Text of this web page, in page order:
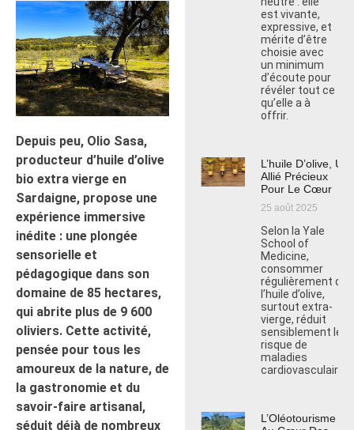
Depuis peu, Olio Sasa,
producteur d’huile d’olive
bio extra vierge en
Sardaigne, propose une
expérience immersive
inédite : une plongée
sensorielle et
pédagogique dans son
domaine de 85 hectares,
qui abrite plus de 9 600
oliviers. Cette activité,
pensée pour tous les
amoureux de la nature, de
la gastronomie et du
savoir-faire artisanal,
séduit déjà de nombreux
est vivante,
expressive, et
mérite d’être
choisie avec
un minimum
d’écoute pour
révéler tout ce
qu’elle a à
offrir.
L’huile D’olive, Un
Allié Précieux
Pour Le Cœur
25 août 2025
Selon la Yale
School of
Medicine,
consommer
régulièrement de
l’huile d’olive,
surtout extra-
vierge, réduit
sensiblement le
risque de
maladies
cardiovasculaires.
L’Oléotourisme